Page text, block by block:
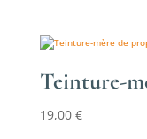
Teinture-
19,00 €